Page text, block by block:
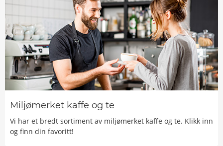
Miljømerket kaffe og te
Vi har et bredt sortiment av miljømerket kaffe og te. Klikk inn
og finn din favoritt!